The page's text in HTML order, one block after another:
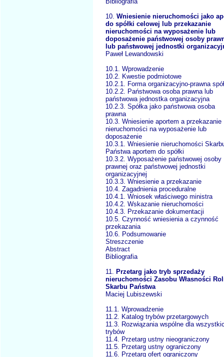
10. Wniesienie nieruchomości jako
do spółki celowej lub przekazanie
nieruchomości na wyposażenie lub
doposażenie państwowej osoby
lub państwowej jednostki
Paweł Lewandowski
10.1. Wprowadzenie
10.2. Kwestie podmiotowe
10.2.1. Forma organizacyjno-prawna
10.2.2. Państwowa osoba prawna lub
państwowa jednostka organizacyjna
10.2.3. Spółka jako państwowa osoba
prawna
10.3. Wniesienie aportem a przekazanie
nieruchomości na wyposażenie lub
doposażenie
10.3.1. Wniesienie nieruchomości
Państwa aportem do spółki
10.3.2. Wyposażenie państwowej osoby
prawnej oraz państwowej jednostki
organizacyjnej
10.3.3. Wniesienie a przekazanie
10.4. Zagadnienia proceduralne
10.4.1. Wniosek właściwego ministra
10.4.2. Wskazanie nieruchomości
10.4.3. Przekazanie dokumentacji
10.5. Czynność wniesienia a czynność
przekazania
10.6. Podsumowanie
Streszczenie
Abstract
Bibliografia
11.
Przetarg jako tryb sprzedaży
nieruchomości Zasobu Własności
Skarbu Państwa
Maciej Lubiszewski
11.1. Wprowadzenie
11.2. Katalog trybów przetargowych
11.3. Rozwiązania wspólne dla
trybów
11.4. Przetarg ustny nieograniczony
11.5. Przetarg ustny ograniczony
11.6. Przetarg ofert ograniczony